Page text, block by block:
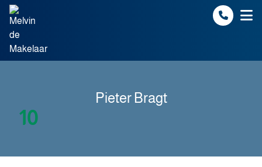
Spring naar inhoud
Pieter Bragt
10